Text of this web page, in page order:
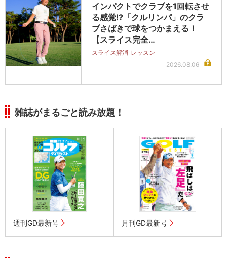
インパクトでクラブを1回転させ
る感覚!?「クルリンパ」のクラ
ブさばきで球をつかまえる！
【スライス完全…
スライス解消 レッスン
2026.08.06
雑誌がまるごと読み放題！
週刊GD最新号 月刊GD最新号